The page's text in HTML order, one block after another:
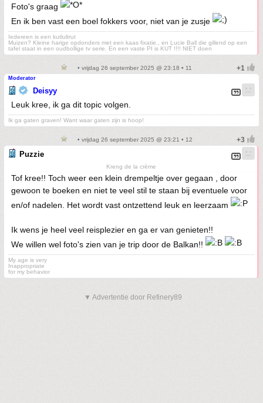
Foto's graag
En ik ben vast een boel fokkers voor, niet van je zusje
Iedereen is een kutlultrut
Muizen? Kleine harige opdonders met een kaas fixatie., en Lucie Ball die gillend op een
tafel staat in een oudbollige tv serie. En een vaste PI is KUT !!!! NIET doen
• vrijdag 26 september 2025 @ 23:18 • 11
Moderator
Deisyy
Leuk kree, ik ga dit topic volgen.
Ik ga gaten graven! Want waar gaten zijn is hoop!
• vrijdag 26 september 2025 @ 23:21 • 12
Puzzie
Kreng de la crème
Tof kree!! Toch weer een klein drempeltje over gegaan , door
gewoon te boeken en niet te veel stil te staan bij eventuele voor
en/of nadelen. Het wordt vast ontzettend leuk en leerzaam
Ik wens je heel veel reisplezier en ga er van genieten!!
We willen wel foto's zien van je trip door de Balkan!!
My age is very
Inappropriate
for my behavior
▼ Advertentie door Refinery89